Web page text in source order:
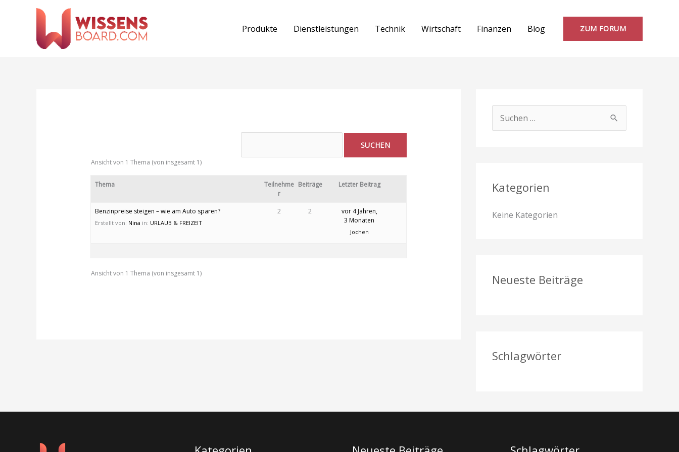
Produkte Dienstleistungen Technik Wirtschaft Finanzen Blog ZUM FORUM
Ansicht von 1 Thema (von insgesamt 1)
Thema
Teilnehme
r
Beiträge Letzter Beitrag
Benzinpreise steigen – wie am Auto sparen?
Erstellt von: Nina in: URLAUB & FREIZEIT
2 2
vor 4 Jahren,
3 Monaten
Jochen
Ansicht von 1 Thema (von insgesamt 1)
e
n
Kategorien
Keine Kategorien
Neueste Beiträge
Schlagwörter